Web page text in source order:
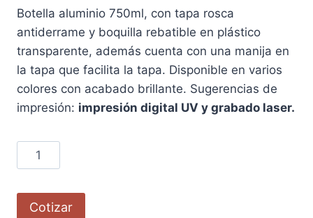
Botella aluminio 750ml, con tapa rosca
antiderrame y boquilla rebatible en plástico
transparente, además cuenta con una manija en
la tapa que facilita la tapa. Disponible en varios
colores con acabado brillante. Sugerencias de
impresión: impresión digital UV y grabado laser.
Cotizar